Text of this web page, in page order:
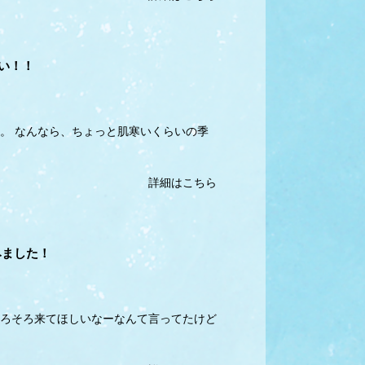
！！
なんなら、ちょっと肌寒いくらいの季
詳細はこちら
した！
そろ来てほしいなーなんて言ってたけど